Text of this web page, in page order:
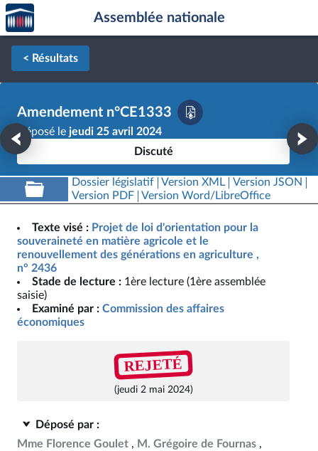
Aller au contenu
Aller en bas de la page
Accèder
à la
page
d'accueil
Assemblée nationale
< Résultats
Amendement n°CE1333
Déposé le jeudi 25 avril 2024
Discuté
Dossier législatif Version XML
Version JSON
Version PDF
Version Word/LibreOffice
Texte visé : Projet de loi d'orientation pour la
souveraineté en matière agricole et le
renouvellement des générations en agriculture ,
n° 2436
Stade de lecture : 1ère lecture (1ère assemblée
saisie)
Examiné par : Commission des affaires
économiques
REJETÉ
(jeudi 2 mai 2024)
Déposé par :
Mme Florence Goulet
M. Grégoire de Fournas